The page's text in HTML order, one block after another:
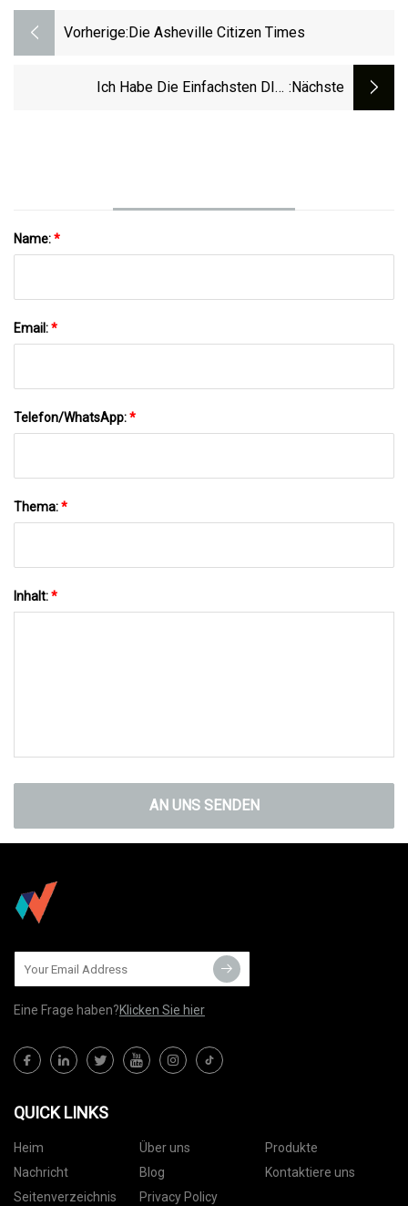
Vorherige: Die Asheville Citizen Times
Ich Habe Die Einfachsten DIY- :nächste
Name:*
Email:*
Telefon/WhatsApp:*
Thema:*
Inhalt:*
AN UNS SENDEN
Eine Frage haben?Klicken Sie hier
QUICK LINKS
Heim Über uns
Produkte
Nachricht
Blog
Kontaktiere uns
Seitenverzeichnis
Privacy Policy